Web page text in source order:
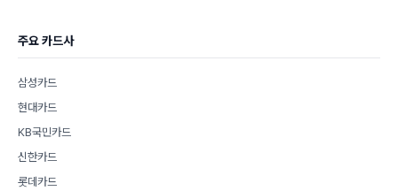
주요 카드사
삼성카드
현대카드
KB국민카드
신한카드
롯데카드